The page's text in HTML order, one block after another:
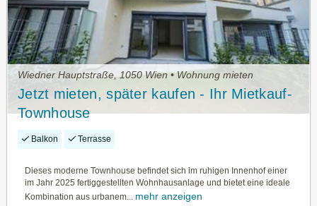
Wiedner Hauptstraße, 1050 Wien • Wohnung mieten
Jetzt mieten, später kaufen - Ihr Mietkauf-
Townhouse
Balkon Terrasse
Dieses moderne Townhouse befindet sich im ruhigen Innenhof einer
im Jahr 2025 fertiggestellten Wohnhausanlage und bietet eine ideale
Kombination aus urbanem...
mehr anzeigen